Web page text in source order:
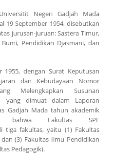
Negeri Gadjah Mada
19 September 1954, disebutkan
jurusan-juruan: Sastera Timur,
Pendidikan Djasmani, dan
1955, dengan Surat Keputusan
dan Kebudayaan Nomor
Melengkapkan Susunan
yang dimuat dalam Laporan
Gadjah Mada tahun akademik
bahwa Fakultas SPF
tiga fakultas, yaitu (1) Fakultas
(3) Fakultas Ilmu Pendidikan
Pedagogik).